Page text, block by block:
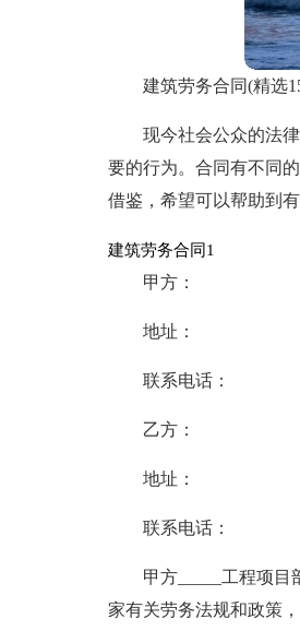
建筑劳务合同(精选
现今社会公众的法
要的行为。合同有不同
借鉴，希望可以帮助到有
建筑劳务合同1
甲方：
地址：
联系电话：
乙方：
地址：
联系电话：
甲方_____工程项目
家有关劳务法规和政策